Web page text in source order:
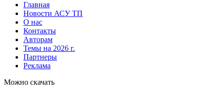
Главная
Новости АСУ ТП
О нас
Контакты
Авторам
Темы на 2026 г.
Партнеры
Реклама
Можно скачать